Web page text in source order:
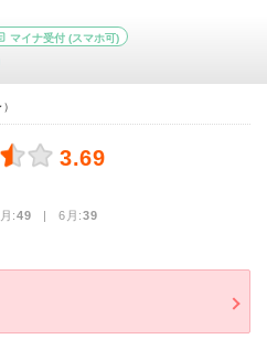
マイナ受付 (スマホ可)
3.69
:49 | 6月:39